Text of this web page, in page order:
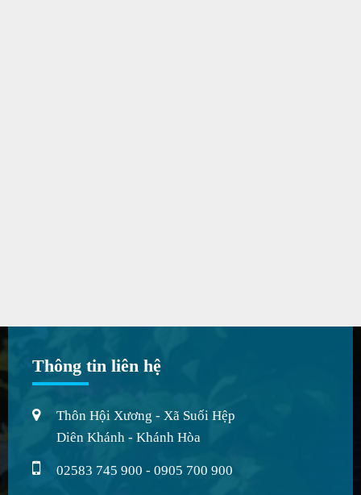
Thông tin liên hệ
Thôn Hội Xương - Xã Suối Hệp
Diên Khánh - Khánh Hòa
02583 745 900 - 0905 700 900